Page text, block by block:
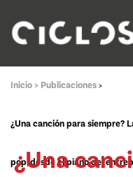
Inicio > Publicaciones >
¿Una canción para siempre?
pop, desde el piano del
¿Una